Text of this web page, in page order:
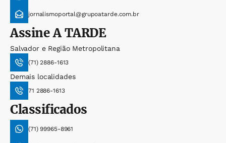
jornalismoportal@grupoatarde.com.br
AssineA TARDE
Salvador e Região Metropolitana
(71) 2886-1613
Demais localidades
71 2886-1613
Classificados
(71) 99965-8961